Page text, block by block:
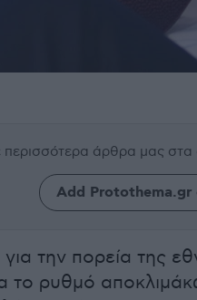
περισσότερα άρθρα μας στα
Add Protothema.gr
την πορεία της
το ρυθμό